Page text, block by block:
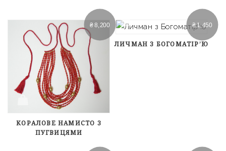
₴8,200
КОРАЛОВЕ НАМИСТО З
ПУГВИЦЯМИ
₴1,450
ЛИЧМАН З БОГОМАТІР’Ю